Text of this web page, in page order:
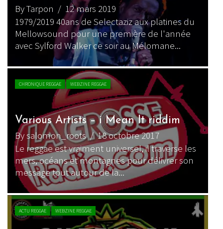
By Tarpon / 12 mars 2019
1979/2019 40ans de Selectaziz aux platines du
Mellowsound pour une première de l'année
avec Sylford Walker ce soir au Mélomane...
CHRONIQUE REGGAE WEBZINE REGGAE
Various Artists – i Mean It riddim
By salomon_roots/ 18 octobre 2017
Le reggae est vraiment universel, il traverse les
mers, océans et montagnes pour délivrer son
message tout autour de la...
ACTU REGGAE WEBZINE REGGAE